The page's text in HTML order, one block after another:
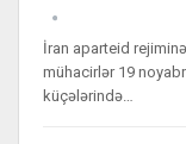
İran aparteid
mühacirlər 19
küçələrində…